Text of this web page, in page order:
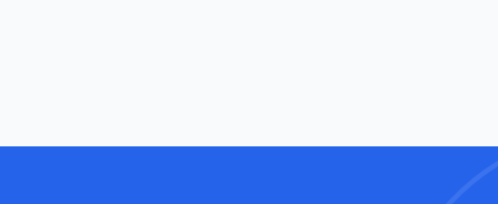
mucho más rentable para ti.